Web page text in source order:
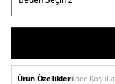
Ürün Özellikleriİade